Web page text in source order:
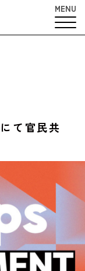
MENU
て官民共